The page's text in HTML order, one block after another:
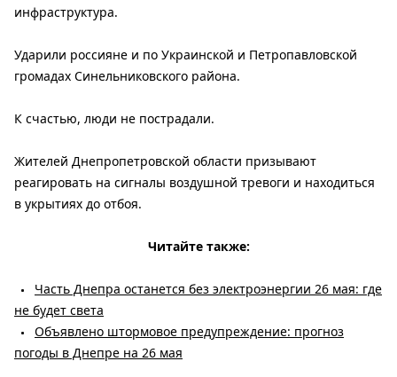
инфраструктура.
Ударили россияне и по Украинской и Петропавловской
громадах Синельниковского района.
К счастью, люди не пострадали.
Жителей Днепропетровской области призывают
реагировать на сигналы воздушной тревоги и находиться
в укрытиях до отбоя.
Читайте также:
Часть Днепра останется без электроэнергии 26 мая: где
не будет света
Объявлено штормовое предупреждение: прогноз
погоды в Днепре на 26 мая